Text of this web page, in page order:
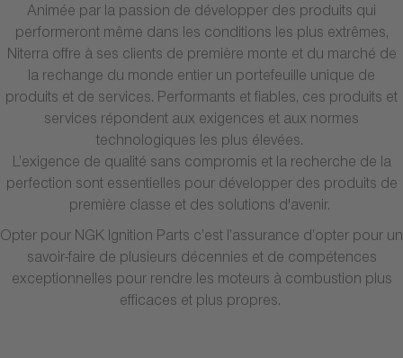
Animée par la passion de développer des produits qui
performeront même dans les conditions les plus extrêmes,
Niterra offre à ses clients de première monte et du marché de
la rechange du monde entier un portefeuille unique de
produits et de services. Performants et fiables, ces produits et
services répondent aux exigences et aux normes
technologiques les plus élevées.
L’exigence de qualité sans compromis et la recherche de la
perfection sont essentielles pour développer des produits de
première classe et des solutions d'avenir.
Opter pour NGK Ignition Parts c’est l’assurance d’opter pour un
savoir-faire de plusieurs décennies et de compétences
exceptionnelles pour rendre les moteurs à combustion plus
efficaces et plus propres.